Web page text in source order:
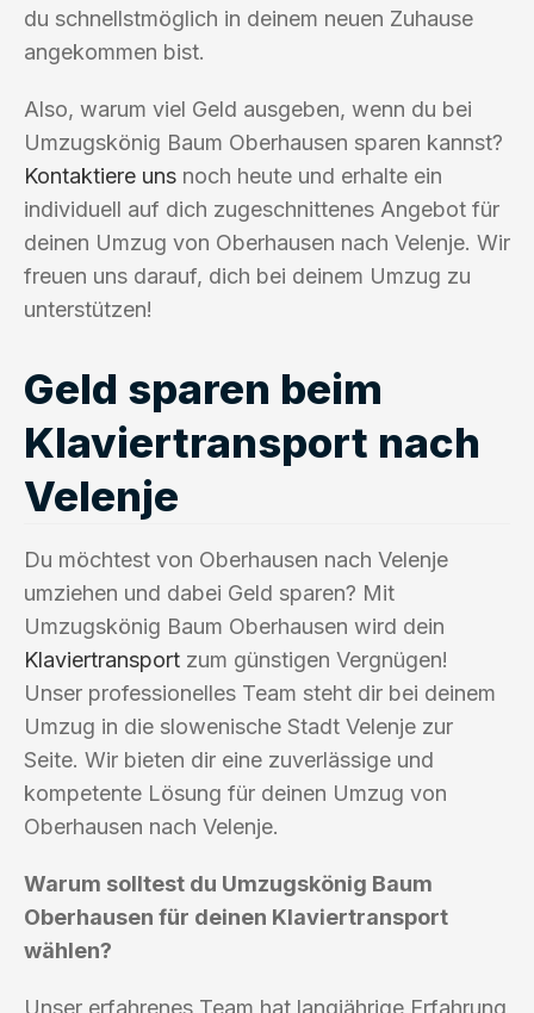
du schnellstmöglich in deinem neuen Zuhause
angekommen bist.
Also, warum viel Geld ausgeben, wenn du bei
Umzugskönig Baum Oberhausen sparen kannst?
Kontaktiere uns noch heute und erhalte ein
individuell auf dich zugeschnittenes Angebot für
deinen Umzug von Oberhausen nach Velenje. Wir
freuen uns darauf, dich bei deinem Umzug zu
unterstützen!
Geld sparen beim
Klaviertransport nach
Velenje
Du möchtest von Oberhausen nach Velenje
umziehen und dabei Geld sparen? Mit
Umzugskönig Baum Oberhausen wird dein
Klaviertransport zum günstigen Vergnügen!
Unser professionelles Team steht dir bei deinem
Umzug in die slowenische Stadt Velenje zur
Seite. Wir bieten dir eine zuverlässige und
kompetente Lösung für deinen Umzug von
Oberhausen nach Velenje.
Warum solltest du Umzugskönig Baum
Oberhausen für deinen Klaviertransport
wählen?
Unser erfahrenes Team hat langjährige Erfahrung